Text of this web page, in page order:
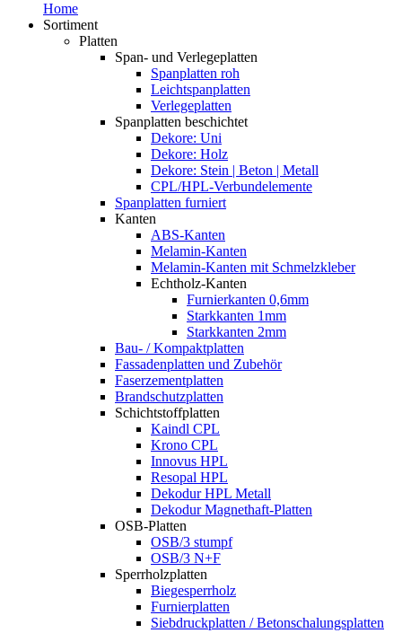
Home
Sortiment
Platten
Span- und Verlegeplatten
Spanplatten roh
Leichtspanplatten
Verlegeplatten
Spanplatten beschichtet
Dekore: Uni
Dekore: Holz
Dekore: Stein | Beton | Metall
CPL/HPL-Verbundelemente
Spanplatten furniert
Kanten
ABS-Kanten
Melamin-Kanten
Melamin-Kanten mit Schmelzkleber
Echtholz-Kanten
Furnierkanten 0,6mm
Starkkanten 1mm
Starkkanten 2mm
Bau- / Kompaktplatten
Fassadenplatten und Zubehör
Faserzementplatten
Brandschutzplatten
Schichtstoffplatten
Kaindl CPL
Krono CPL
Innovus HPL
Resopal HPL
Dekodur HPL Metall
Dekodur Magnethaft-Platten
OSB-Platten
OSB/3 stumpf
OSB/3 N+F
Sperrholzplatten
Biegesperrholz
Furnierplatten
Siebdruckplatten / Betonschalungsplatten